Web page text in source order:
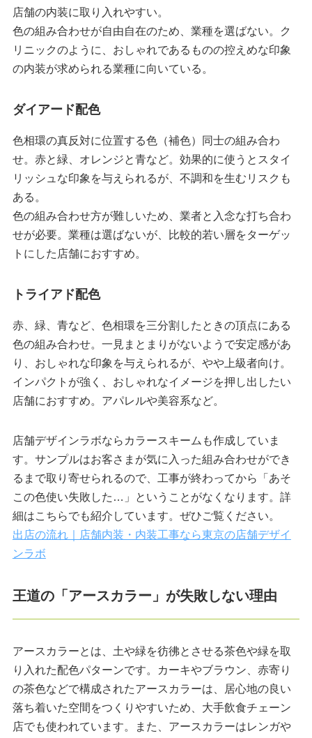
店舗の内装に取り入れやすい。
色の組み合わせが自由自在のため、業種を選ばない。ク
リニックのように、おしゃれであるものの控えめな印象
の内装が求められる業種に向いている。
ダイアード配色
色相環の真反対に位置する色（補色）同士の組み合わ
せ。赤と緑、オレンジと青など。効果的に使うとスタイ
リッシュな印象を与えられるが、不調和を生むリスクも
ある。
色の組み合わせ方が難しいため、業者と入念な打ち合わ
せが必要。業種は選ばないが、比較的若い層をターゲッ
トにした店舗におすすめ。
トライアド配色
赤、緑、青など、色相環を三分割したときの頂点にある
色の組み合わせ。一見まとまりがないようで安定感があ
り、おしゃれな印象を与えられるが、やや上級者向け。
インパクトが強く、おしゃれなイメージを押し出したい
店舗におすすめ。アパレルや美容系など。
店舗デザインラボならカラースキームも作成していま
す。サンプルはお客さまが気に入った組み合わせができ
るまで取り寄せられるので、工事が終わってから「あそ
この色使い失敗した…」ということがなくなります。詳
細はこちらでも紹介しています。ぜひご覧ください。
出店の流れ｜店舗内装・内装工事なら東京の店舗デザイ
ンラボ
王道の「アースカラー」が失敗しない理由
アースカラーとは、土や緑を彷彿とさせる茶色や緑を取
り入れた配色パターンです。カーキやブラウン、赤寄り
の茶色などで構成されたアースカラーは、居心地の良い
落ち着いた空間をつくりやすいため、大手飲食チェーン
店でも使われています。また、アースカラーはレンガや